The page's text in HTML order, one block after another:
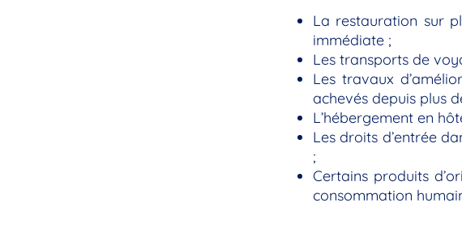
La restauration sur
immédiate ;
Les transports de
Les travaux
achevés depuis plus
L’hébergement en
Les droits d’entrée
;
Certains produits
consommation